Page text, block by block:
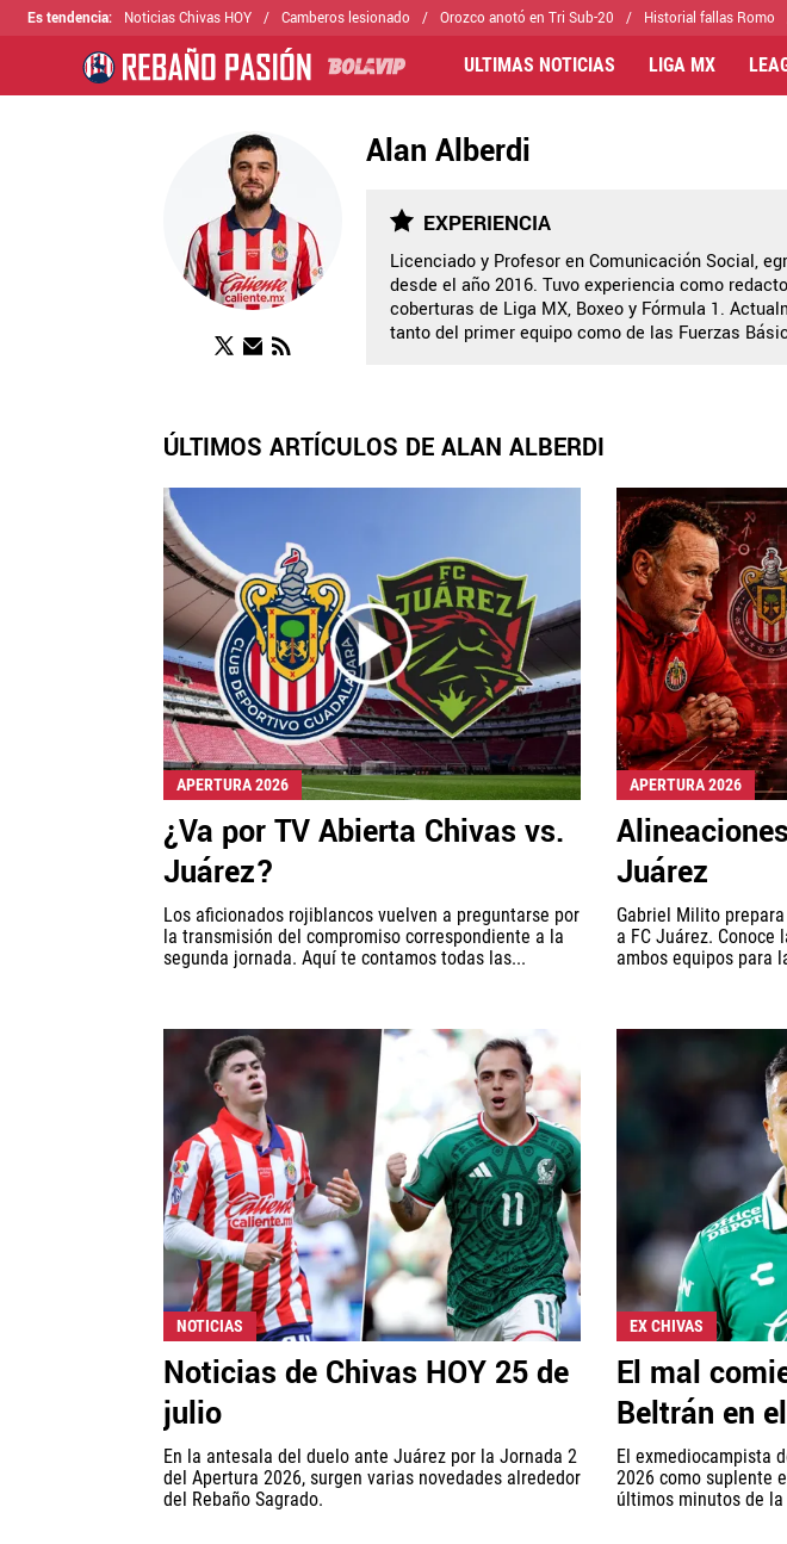
Es tendencia: Noticias Chivas HOY Camberos lesionado Orozco anotó en Tri Sub-20 Historial fallas Romo
ULTIMAS NOTICIAS LIGA MX
Alan Alberdi
EXPERIENCIA
Licenciado y Profesor en Comunicación Social,
desde el año 2016. Tuvo experiencia como
coberturas de Liga MX, Boxeo y Fórmula 1.
tanto del primer equipo como de las Fuerzas
ÚLTIMOS ARTÍCULOS DE ALAN ALBERDI
APERTURA 2026
¿Va por TV Abierta Chivas vs.
Juárez?
Los aficionados rojiblancos vuelven a preguntarse por
la transmisión del compromiso correspondiente a la
segunda jornada. Aquí te contamos todas las...
APERTURA 2026
Juárez
Gabriel Milito
a FC Juárez. Conoce
ambos equipos para
NOTICIAS
Noticias de Chivas HOY 25 de
julio
En la antesala del duelo ante Juárez por la Jornada 2
del Apertura 2026, surgen varias novedades alrededor
del Rebaño Sagrado.
EX CHIVAS
El mal
Beltrán en
El exmediocampista
2026 como suplente
últimos minutos de